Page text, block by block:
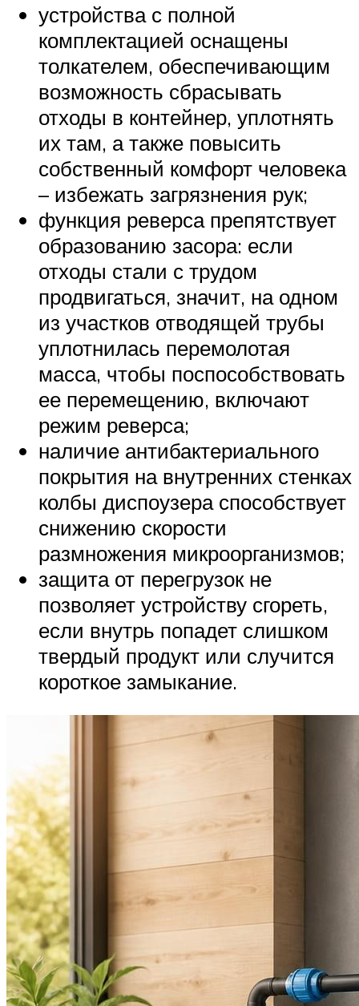
устройства с полной
комплектацией оснащены
толкателем, обеспечивающим
возможность сбрасывать
отходы в контейнер, уплотнять
их там, а также повысить
собственный комфорт человека
– избежать загрязнения рук;
функция реверса препятствует
образованию засора: если
отходы стали с трудом
продвигаться, значит, на одном
из участков отводящей трубы
уплотнилась перемолотая
масса, чтобы поспособствовать
ее перемещению, включают
режим реверса;
наличие антибактериального
покрытия на внутренних стенках
колбы диспоузера способствует
снижению скорости
размножения микроорганизмов;
защита от перегрузок не
позволяет устройству сгореть,
если внутрь попадет слишком
твердый продукт или случится
короткое замыкание.